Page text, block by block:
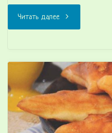
Читать далее"Нежнейшие
для
гамбургеров"